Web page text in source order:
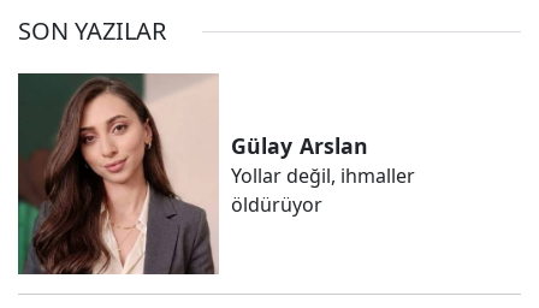
SON YAZILAR
Gülay Arslan
Yollar değil, ihmaller
öldürüyor